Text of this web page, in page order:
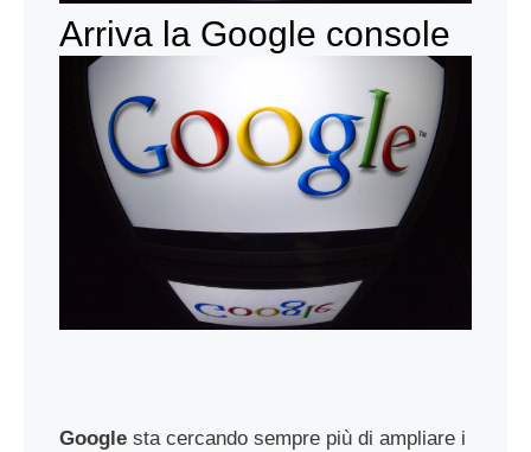
Arriva la Google console
Google sta cercando sempre più di ampliare i